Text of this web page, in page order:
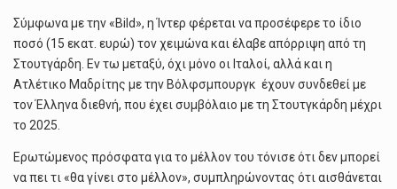
Σύμφωνα με την «Bild», η Ίντερ φέρεται να προσέφερε το ίδιο
ποσό (15 εκατ. ευρώ) τον χειμώνα και έλαβε απόρριψη από τη
Στουτγάρδη. Εν τω μεταξύ, όχι μόνο οι Ιταλοί, αλλά και η
Ατλέτικο Μαδρίτης με την Βόλφσμπουργκ έχουν συνδεθεί με
τον Έλληνα διεθνή, που έχει συμβόλαιο με τη Στουτγκάρδη μέχρι
το 2025.
Ερωτώμενος πρόσφατα για το μέλλον του τόνισε ότι δεν μπορεί
να πει τι «θα γίνει στο μέλλον», συμπληρώνοντας ότι αισθάνεται